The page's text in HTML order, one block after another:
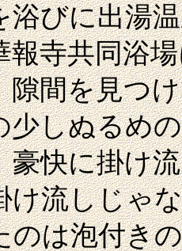
浴びに出湯
報寺共同浴
隙間を見つ
少しぬるめ
豪快に掛け
け流しじゃ
のは泡付き